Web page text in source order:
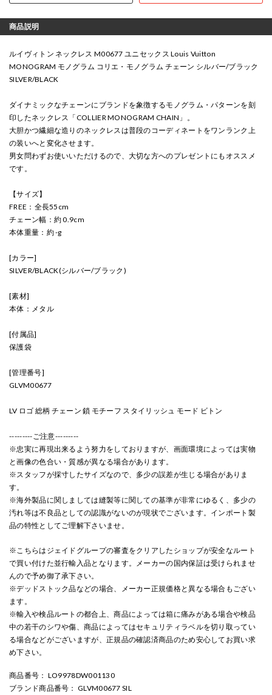
商品説明
ルイヴィトン ネックレス M00677 ユニセックス Louis Vuitton
MONOGRAM モノグラム コリエ・モノグラム チェーン シルバー/ブラック
SILVER/BLACK
ダイナミックなチェーンにブランドを象徴するモノグラム・パターンを刻
印したネックレス「COLLIER MONOGRAM CHAIN」。
大胆かつ繊細な造りのネックレスは普段のコーディネートをワンランク上
の装いへと変化させます。
男女問わずお使いいただけるので、大切な方へのプレゼントにもオススメ
です。
【サイズ】
FREE：全長55cm
チェーン幅：約 0.9cm
本体重量：約 -g
[カラー]
SILVER/BLACK(シルバー/ブラック)
[素材]
本体：メタル
[付属品]
保護袋
[管理番号]
GLVM00677
LV ロゴ 総柄 チェーン 鎖 モチーフ スタイリッシュ モード ビトン
---------ご注意---------
※忠実に再現出来るよう努力をしておりますが、画面環境によっては実物
と画像の色合い・質感が異なる場合があります。
※スタッフが採寸したサイズなので、多少の誤差が生じる場合がありま
す。
※海外製品に関しましては縫製等に関しての基準が非常にゆるく、多少の
汚れ等は不良品としての認識がないのが現状でございます。インポート製
品の特性としてご理解下さいませ。
※こちらはジェイドグループの審査をクリアしたショップが安全なルート
で買い付けた並行輸入品となります。メーカーの国内保証は受けられませ
んので予め御了承下さい。
※デッドストック品などの場合、メーカー正規価格と異なる場合もござい
ます。
※輸入や検品ルートの都合上、商品によっては箱に痛みがある場合や検品
中の若干のシワや傷、商品によってはセキュリティラベルを切り取ってい
る場合などがございますが、正規品の確認済商品のため安心してお買い求
め下さい。
商品番号 ： LO9978DW001130
ブランド商品番号 ： GLVM00677 SIL